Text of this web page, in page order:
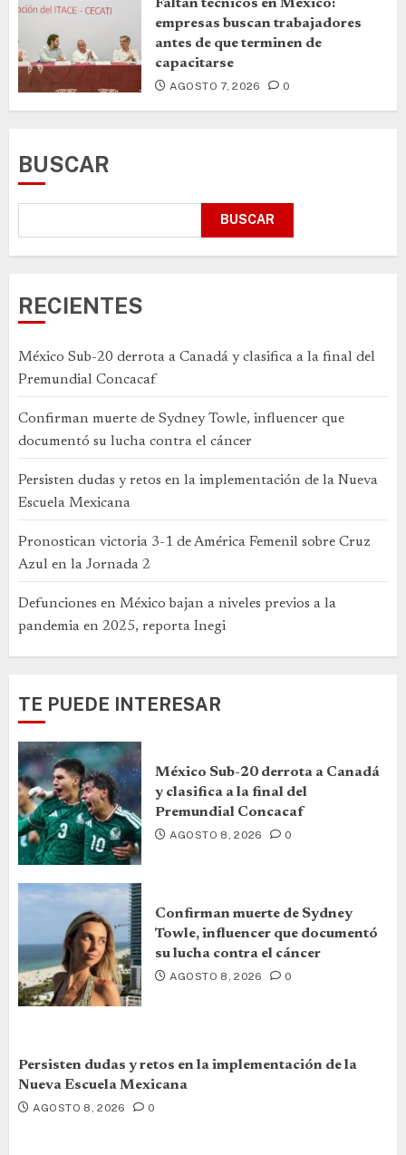
Faltan técnicos en México:
empresas buscan trabajadores
antes de que terminen de
capacitarse
AGOSTO 7, 2026 0
BUSCAR
BUSCAR
RECIENTES
México Sub-20 derrota a Canadá y clasifica a la final del
Premundial Concacaf
Confirman muerte de Sydney Towle, influencer que
documentó su lucha contra el cáncer
Persisten dudas y retos en la implementación de la Nueva
Escuela Mexicana
Pronostican victoria 3-1 de América Femenil sobre Cruz
Azul en la Jornada 2
Defunciones en México bajan a niveles previos a la
pandemia en 2025, reporta Inegi
TE PUEDE INTERESAR
México Sub-20 derrota a Canadá
y clasifica a la final del
Premundial Concacaf
AGOSTO 8, 2026 0
Confirman muerte de Sydney
Towle, influencer que documentó
su lucha contra el cáncer
AGOSTO 8, 2026 0
Persisten dudas y retos en la implementación de la
Nueva Escuela Mexicana
AGOSTO 8, 2026 0